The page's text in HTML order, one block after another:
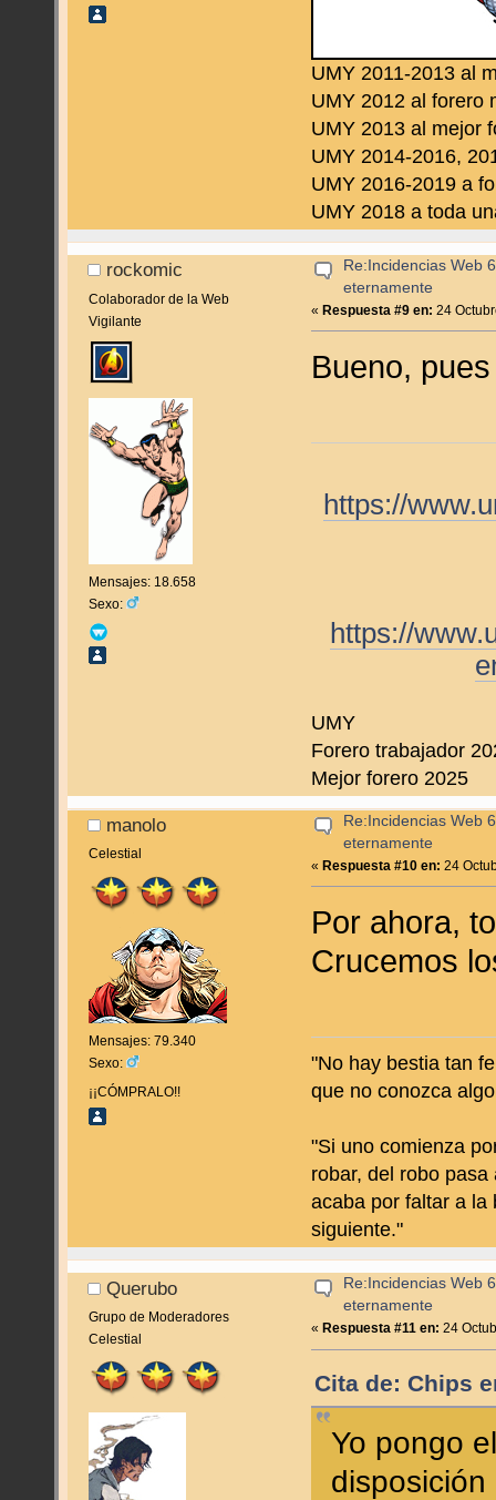
UMY 2011-2013 al
UMY 2012 al forero
UMY 2013 al mejor
UMY 2014-2016,
UMY 2016-2019 a
UMY 2018 a toda
rockomic
Colaborador de la Web
Vigilante
Mensajes: 18.658
Sexo:
Re:Incidencias Web
eternamente
«Respuesta #9 en: 24
Bueno,
https://
https://
UMY
Forero trabajador
Mejor forero 2025
manolo
Celestial
Mensajes: 79.340
Sexo:
¡¡CÓMPRALO!!
Re:Incidencias Web
eternamente
«Respuesta #10 en: 24
Por ahora,
Crucemos
"No hay bestia tan
que no conozca
"Si uno comienza
robar, del robo
acaba por faltar a la
siguiente."
Querubo
Grupo de Moderadores
Celestial
Re:Incidencias Web
eternamente
« Respuesta #11 en: 24
Cita de: Chips
Yo pongo